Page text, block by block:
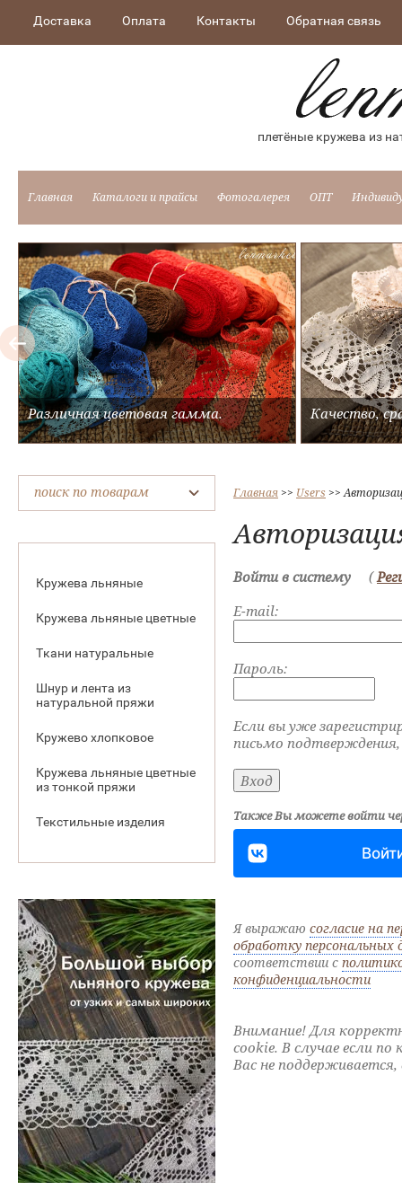
Доставка Оплата Контакты Обратная связь
плетёные кружева из
Главная Каталоги и прайсы Фотогалерея ОПТ
Различная цветовая гамма. Качество,
поиск по товарам
Кружева льняные
Кружева льняные цветные
Ткани натуральные
Шнур и лента из
натуральной пряжи
Кружево хлопковое
Кружева льняные цветные
из тонкой пряжи
Текстильные изделия
Главная >> Users >>
Войти в систему (
E-mail:
Пароль:
Если вы уже
письмо подтверждения,
Также Вы можете войти
Я выражаю согласие на
обработку персональных
соответствии с
конфиденциальности
Внимание! Для
cookie. В случае если
Вас не